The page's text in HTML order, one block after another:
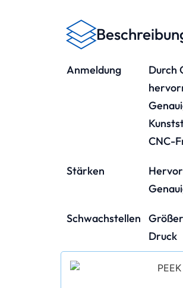
Anmeldung
Durch
CNC-
Stärken
Schwachstellen
Druck